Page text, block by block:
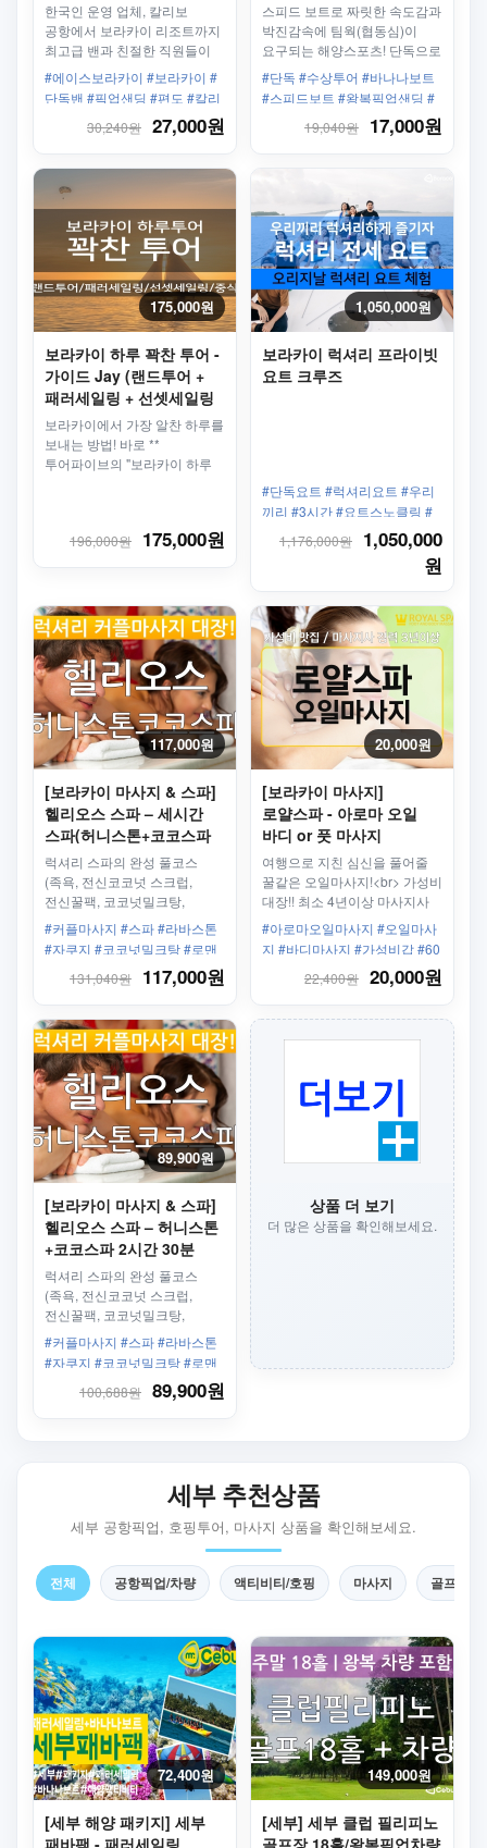
한국인 운영 업체, 칼리보
공항에서 보라카이 리조트까지
최고급 밴과 친절한 직원들이
안전하고 편안하게 모십니다.
#에이스보라카이 #보라카이 #
단독밴 #픽업샌딩 #편도 #칼리
보공항 #보라카이리조트 #한인
업체 #최고의서비스
30,240원 27,000원
스피드 보트로 짜릿한 속도감과
박진감속에 팀웍(협동심)이
요구되는 해양스포츠! 단독으로
우리끼리만 타자!
#단독 #수상투어 #바나나보트
#스피드보트 #왕복픽업샌딩 #
19,040원 17,000원
175,000원
보라카이 하루 꽉찬 투어 -
가이드 Jay (랜드투어 +
패러세일링 + 선셋세일링
+ 무제한샤브샤브 중식)
보라카이에서 가장 알찬 하루를
보내는 방법! 바로 **
투어파이브의 "보라카이 하루
경험을 바탕으로 직접 설계한
하루를 꽉 채운 특별한 경험을
제공합니다.
196,000원 175,000원
1,050,000원
보라카이 럭셔리 프라이빗
요트 크루즈
#단독요트 #럭셔리요트 #우리
끼리 #3시간 #요트스노클링 #
1,176,000원
1,050,000
원
117,000원
[보라카이 마사지 & 스파]
헬리오스 스파 – 세시간
스파(허니스톤+코코스파
+전신스크럽)
럭셔리 스파의 완성 풀코스
(족욕, 전신코코넛 스크럽,
전신꿀팩, 코코넛밀크탕,
라바스톤마사지 +
인태반마사지 + 인태반 페이셜)
#커플마사지 #스파 #라바스톤
#자쿠지 #코코넛밀크탕 #로맨
틱 #스톤마사지 #전신 꿀팩 #왕
복픽업샌딩 #3시간 #풀코스 #
샤워 #세탁 #전용수영장
131,040원 117,000원
20,000원
[보라카이 마사지]
로얄스파 - 아로마 오일
바디 or 풋 마사지
여행으로 지친 심신을 풀어줄
꿀같은 오일마사지!<br> 가성비
대장!! 최소 4년이상 마사지사
보유
#아로마오일마사지 #오일마사
지 #바디마사지 #가성비갑 #60
분 #90분 #120분 #최저가 마사
지! #스테이션3
22,400원 20,000원
89,900원
[보라카이 마사지 & 스파]
헬리오스 스파 – 허니스톤
+코코스파 2시간 30분
럭셔리 스파의 완성 풀코스
(족욕, 전신코코넛 스크럽,
전신꿀팩, 코코넛밀크탕,
라바스톤마사지 +
인태반마사지 + 인태반 페이셜)
#커플마사지 #스파 #라바스톤
#자쿠지 #코코넛밀크탕 #로맨
틱 #스톤마사지 #전신 꿀팩 #왕
복픽업샌딩 #3시간 #풀코스 #
샤워 #세탁 #전용수영장
100,688원 89,900원
상품 더 보기
더 많은 상품을 확인해보세요.
세부 추천상품
세부 공항픽업, 호핑투어, 마사지 상품을 확인해보세요.
전체 공항픽업/차량 액티비티/호핑 마사지 골프
72,400원
[세부 해양 패키지] 세부
패바팩 - 패러세일링
149,000원
[세부] 세부 클럽 필리피노
골프장 18홀/왕복픽업차량